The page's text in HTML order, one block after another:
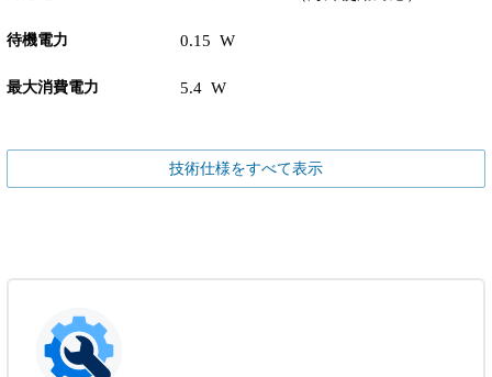
待機電力 0.15 W
最大消費電力 5.4 W
技術仕様をすべて表示